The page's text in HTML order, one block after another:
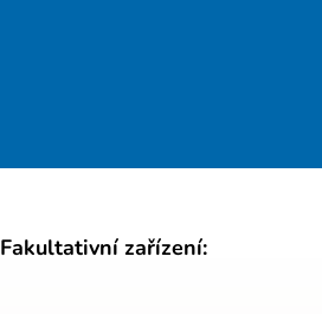
Fakultativní zařízení: